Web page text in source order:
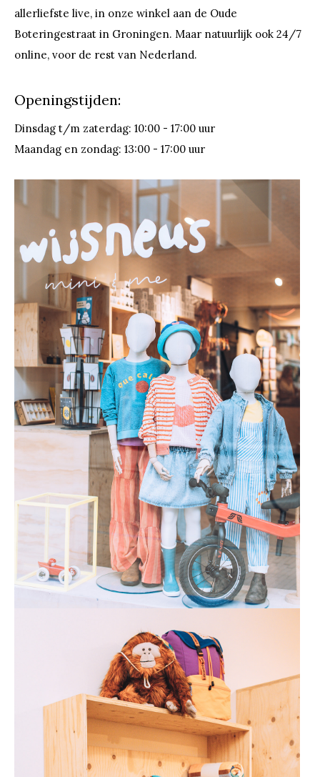
allerliefste live, in onze winkel aan de Oude
Boteringestraat in Groningen. Maar natuurlijk ook 24/7
online, voor de rest van Nederland.
Openingstijden:
Dinsdag t/m zaterdag: 10:00 - 17:00 uur
Maandag en zondag: 13:00 - 17:00 uur